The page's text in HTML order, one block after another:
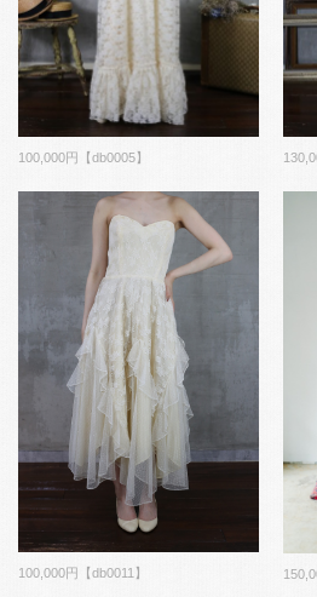
100,000円【db0005】
100,000円【db0011】